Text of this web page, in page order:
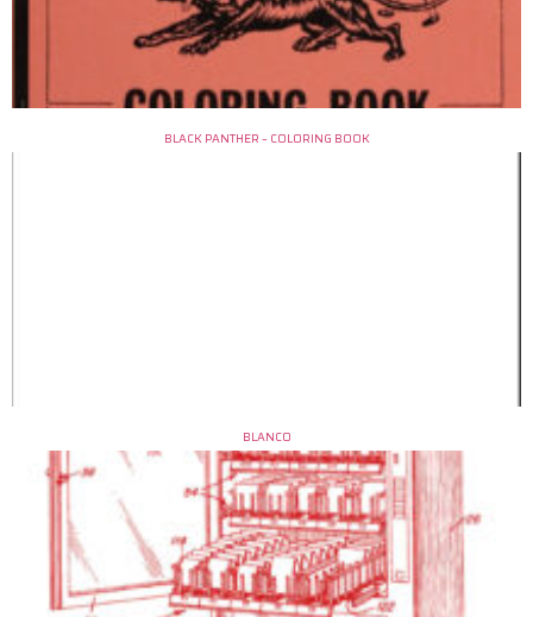
BLACK PANTHER – COLORING BOOK
BLANCO